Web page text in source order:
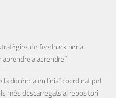
de feedback per a
aprendre a aprendre”
la docència en línia” coordinat pel
més descarregats al repositori